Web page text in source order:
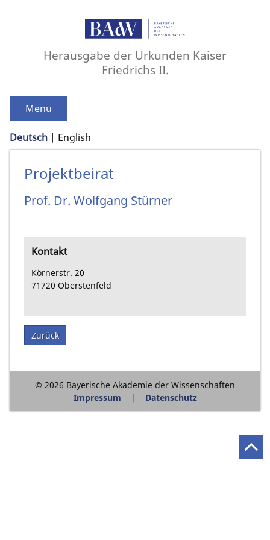
Herausgabe der Urkunden Kaiser
Friedrichs II.
Menu
Deutsch English
Projektbeirat
Prof. Dr. Wolfgang Stürner
Kontakt
Körnerstr. 20
71720 Oberstenfeld
Zurück
© 2026 Bayerische Akademie der Wissenschaften
Impressum
Datenschutz